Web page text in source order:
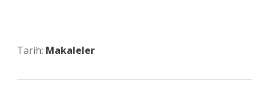
Tarih: Makaleler